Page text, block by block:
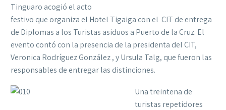
Tinguaro acogió el acto
festivo que organiza el Hotel Tigaiga con el CIT de entrega
de Diplomas a los Turistas asiduos a Puerto de la Cruz. El
evento contó con la presencia de la presidenta del CIT,
Veronica Rodríguez González , y Ursula Talg, que fueron las
responsables de entregar las distinciones.
Una treintena de
turistas repetidores